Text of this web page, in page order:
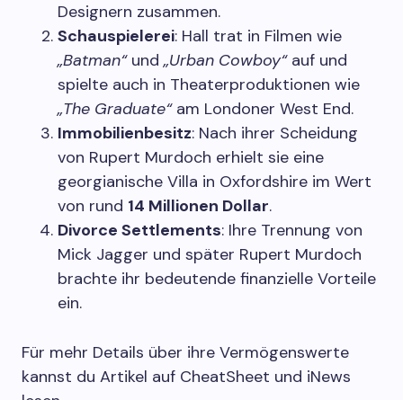
Designern zusammen.
Schauspielerei: Hall trat in Filmen wie
„Batman“und„Urban Cowboy“auf und
spielte auch in Theaterproduktionen wie
„The Graduate“am Londoner West End.
Immobilienbesitz: Nach ihrer Scheidung
von Rupert Murdoch erhielt sie eine
georgianische Villa in Oxfordshire im Wert
von rund 14 Millionen Dollar.
Divorce Settlements: Ihre Trennung von
Mick Jagger und später Rupert Murdoch
brachte ihr bedeutende finanzielle Vorteile
ein.
Für mehr Details über ihre Vermögenswerte
kannst du Artikel auf CheatSheet und iNews